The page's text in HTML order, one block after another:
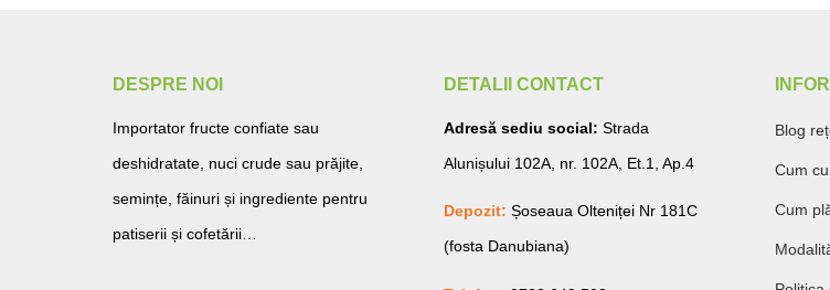
DESPRE NOI
Importator fructe confiate sau
deshidratate, nuci crude sau prăjite,
semințe, făinuri și ingrediente pentru
patiserii și cofetării…
DETALII CONTACT
Adresă sediu social: Strada
Alunișului 102A, nr. 102A, Et.1, Ap.4
Depozit: Șoseaua Olteniței Nr 181C
(fosta Danubiana)
Blog
Cum
Cum